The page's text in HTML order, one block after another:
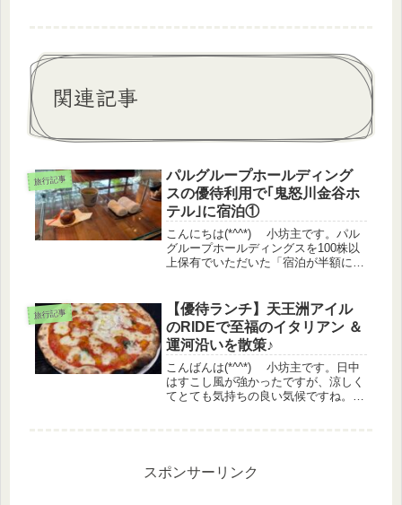
関連記事
旅行記事
パルグループホールディング
スの優待利用で｢鬼怒川金谷ホ
テル｣に宿泊①
こんにちは(*^^*) 小坊主です。パル
グループホールディングスを100株以
上保有でいただいた「宿泊が半額にな
今回はお部屋やサービスについて書き
たいと思います。いつもはゴ...
旅行記事
【優待ランチ】天王洲アイル
のRIDEで至福のイタリアン ＆
運河沿いを散策♪
こんばんは(*^^*) 小坊主です。日中
はすこし風が強かったですが、涼しく
てとても気持ちの良い気候ですね。今
スポンサーリンク